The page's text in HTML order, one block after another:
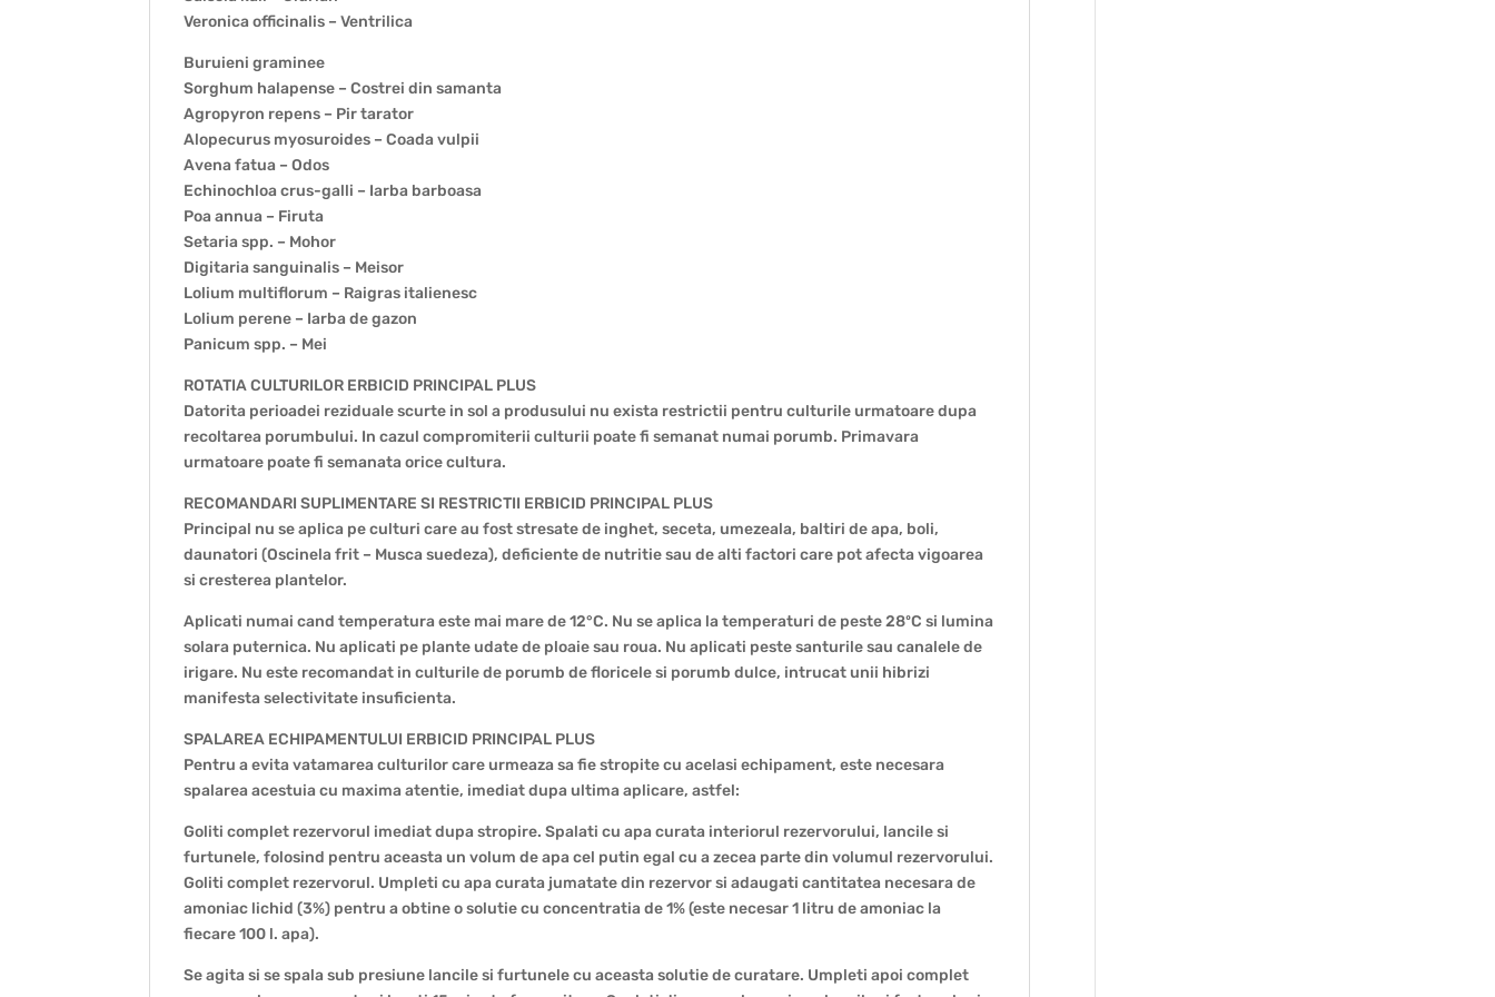
Veronica officinalis – Ventrilica
Buruieni graminee
Sorghum halapense – Costrei din samanta
Agropyron repens – Pir tarator
Alopecurus myosuroides – Coada vulpii
Avena fatua – Odos
Echinochloa crus-galli – Iarba barboasa
Poa annua – Firuta
Setaria spp. – Mohor
Digitaria sanguinalis – Meisor
Lolium multiflorum – Raigras italienesc
Lolium perene – Iarba de gazon
Panicum spp. – Mei
ROTATIA CULTURILOR ERBICID PRINCIPAL PLUS
Datorita perioadei reziduale scurte in sol a produsului nu exista restrictii pentru culturile urmatoare dupa
recoltarea porumbului. In cazul compromiterii culturii poate fi semanat numai porumb. Primavara
urmatoare poate fi semanata orice cultura.
RECOMANDARI SUPLIMENTARE SI RESTRICTII ERBICID PRINCIPAL PLUS
Principal nu se aplica pe culturi care au fost stresate de inghet, seceta, umezeala, baltiri de apa, boli,
daunatori (Oscinela frit – Musca suedeza), deficiente de nutritie sau de alti factori care pot afecta vigoarea
si cresterea plantelor.
Aplicati numai cand temperatura este mai mare de 12°C. Nu se aplica la temperaturi de peste 28ºC si lumina
solara puternica. Nu aplicati pe plante udate de ploaie sau roua. Nu aplicati peste santurile sau canalele de
irigare. Nu este recomandat in culturile de porumb de floricele si porumb dulce, intrucat unii hibrizi
manifesta selectivitate insuficienta.
SPALAREA ECHIPAMENTULUI ERBICID PRINCIPAL PLUS
Pentru a evita vatamarea culturilor care urmeaza sa fie stropite cu acelasi echipament, este necesara
spalarea acestuia cu maxima atentie, imediat dupa ultima aplicare, astfel:
Goliti complet rezervorul imediat dupa stropire. Spalati cu apa curata interiorul rezervorului, lancile si
furtunele, folosind pentru aceasta un volum de apa cel putin egal cu a zecea parte din volumul rezervorului.
Goliti complet rezervorul. Umpleti cu apa curata jumatate din rezervor si adaugati cantitatea necesara de
amoniac lichid (3%) pentru a obtine o solutie cu concentratia de 1% (este necesar 1 litru de amoniac la
fiecare 100 l. apa).
Se agita si se spala sub presiune lancile si furtunele cu aceasta solutie de curatare. Umpleti apoi complet